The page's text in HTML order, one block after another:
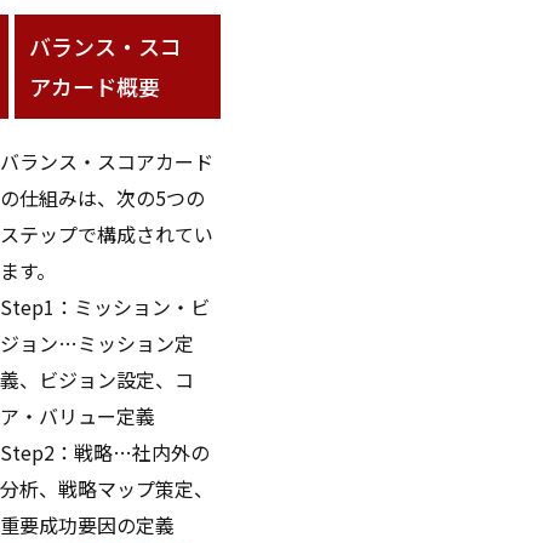
バランス・スコ
アカード概要
バランス・スコアカード
の仕組みは、次の5つの
ステップで構成されてい
ます。
Step1：ミッション・ビ
ジョン…ミッション定
義、ビジョン設定、コ
ア・バリュー定義
Step2：戦略…社内外の
分析、戦略マップ策定、
重要成功要因の定義